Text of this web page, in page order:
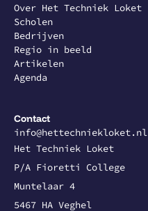
Over Het Techniek Loket
Scholen
Bedrijven
Regio in beeld
Artikelen
Agenda
Contact
info@hettechniekloket.nl
Het Techniek Loket
P/A Fioretti College
Muntelaar 4
5467 HA Veghel